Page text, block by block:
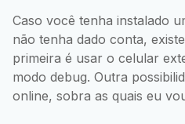
Caso você tenha instalado
não tenha dado conta,
primeira é usar o celular
modo debug. Outra
online, sobra as quais eu